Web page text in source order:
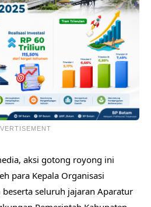
​aksi gotong royong ini
para Kepala Organisasi
beserta seluruh jajaran Aparatur